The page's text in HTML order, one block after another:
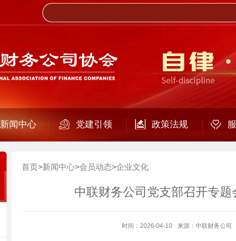
新闻中心 党建引领 政策法规
首页>新闻中心>会员动态>企业文化
中联财务公司党支部召开专
时间：2026-04-10 来源：中联财务公司